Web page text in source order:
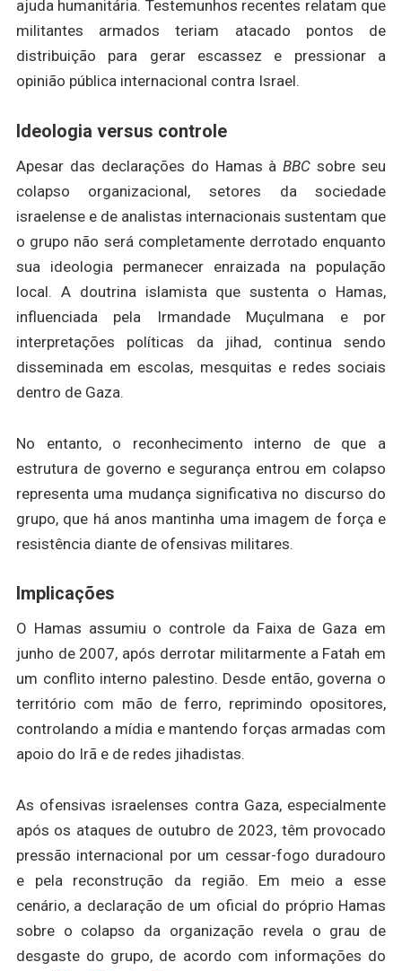
ajuda humanitária. Testemunhos recentes relatam que
militantes armados teriam atacado pontos de
distribuição para gerar escassez e pressionar a
opinião pública internacional contra Israel.
Ideologia versus controle
Apesar das declarações do Hamas àBBC sobre seu
colapso organizacional, setores da sociedade
israelense e de analistas internacionais sustentam que
o grupo não será completamente derrotado enquanto
sua ideologia permanecer enraizada na população
local. A doutrina islamista que sustenta o Hamas,
influenciada pela Irmandade Muçulmana e por
interpretações políticas da jihad, continua sendo
disseminada em escolas, mesquitas e redes sociais
dentro de Gaza.
No entanto, o reconhecimento interno de que a
estrutura de governo e segurança entrou em colapso
representa uma mudança significativa no discurso do
grupo, que há anos mantinha uma imagem de força e
resistência diante de ofensivas militares.
Implicações
O Hamas assumiu o controle da Faixa de Gaza em
junho de 2007, após derrotar militarmente a Fatah em
um conflito interno palestino. Desde então, governa o
território com mão de ferro, reprimindo opositores,
controlando a mídia e mantendo forças armadas com
apoio do Irã e de redes jihadistas.
As ofensivas israelenses contra Gaza, especialmente
após os ataques de outubro de 2023, têm provocado
pressão internacional por um cessar-fogo duradouro
e pela reconstrução da região. Em meio a esse
cenário, a declaração de um oficial do próprio Hamas
sobre o colapso da organização revela o grau de
desgaste do grupo, de acordo com informações do